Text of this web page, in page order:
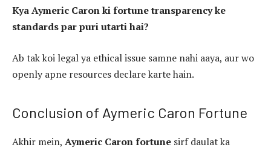
Kya Aymeric Caron ki fortune transparency ke
standards par puri utarti hai?
Ab tak koi legal ya ethical issue samne nahi aaya, aur wo
openly apne resources declare karte hain.
Conclusion of Aymeric Caron Fortune
Akhir mein, Aymeric Caron fortune sirf daulat ka